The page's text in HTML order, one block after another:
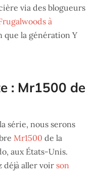
via des blogueurs
à
que la génération Y
: Mr1500 de
série, nous serons
Mr1500 de la
aux États-Unis.
déjà aller voir son